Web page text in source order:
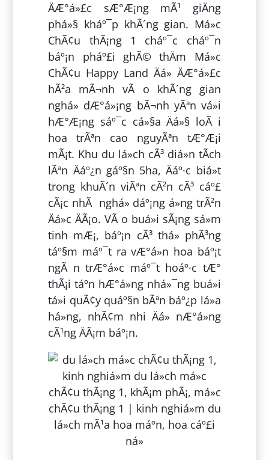
ÄÆ°á»£c sÆ°Æ¡ng mÃ¹ giÄng
phá»§ kháº¯p khÃ´ng gian. Má»c
ChÃ¢u thÃ¡ng 1 cháº¯c cháº¯n
báº¡n pháº£i ghÃ© thÄm Má»c
ChÃ¢u Happy Land Äá» ÄÆ°á»£c
hÃ²a mÃ¬nh vÃ o khÃ´ng gian
nghá» dÆ°á»¡ng bÃ¬nh yÃªn vá»i
hÆ°Æ¡ng sáº¯c cá»§a Äá»§ loÃ i
hoa trÃªn cao nguyÃªn tÆ°Æ¡i
mÃ¡t. Khu du lá»ch cÃ³ diá»n tÃ­ch
lÃªn Äáº¿n gáº§n 5ha, Äáº·c biá»t
trong khuÃ´n viÃªn cÃ²n cÃ³ cáº£
cÃ¡c nhÃ nghá» dáº¡ng á»ng trÃ²n
Äá»c ÄÃ¡o. VÃ o buá»i sÃ¡ng sá»m
tinh mÆ¡, báº¡n cÃ³ thá» phÃ³ng
táº§m máº¯t ra vÆ°á»n hoa báº¡t
ngÃ n trÆ°á»c máº¯t hoáº·c tÆ°
thÃ¡i táº­n hÆ°á»ng nhá»¯ng buá»i
tá»i quÃ¢y quáº§n bÃªn báº¿p lá»­a
há»ng, nhÃ¢m nhi Äá» nÆ°á»ng
cÃ¹ng ÄÃ¡m báº¡n.